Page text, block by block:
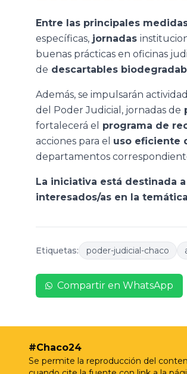
Entre las principales
específicas, jornadas
buenas prácticas en oficinas
de descartables
Además, se impulsarán
del Poder Judicial, jornadas de
fortalecerá el
programa de
acciones para el uso eficiente
departamentos
La iniciativa está destinada
interesados/as en la
Etiquetas: poder-judicial-chaco
Compartir en WhatsApp
#Chaco24
Se permite la reproducción del